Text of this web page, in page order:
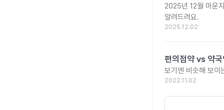
2025년 12월 마운
알려드려요.
2025.12.02
편의점약 vs 약
보기엔 비슷해 보이
2022.11.02